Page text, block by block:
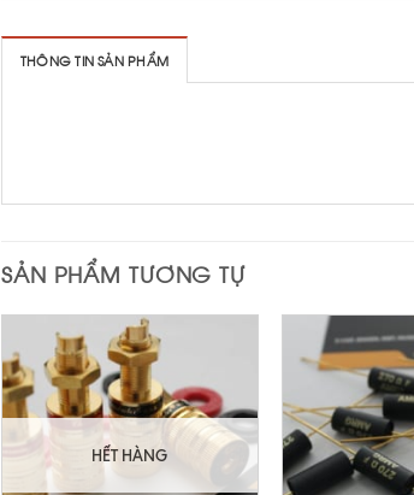
THÔNG TIN SẢN PHẨM
SẢN PHẨM TƯƠNG TỰ
HẾT HÀNG